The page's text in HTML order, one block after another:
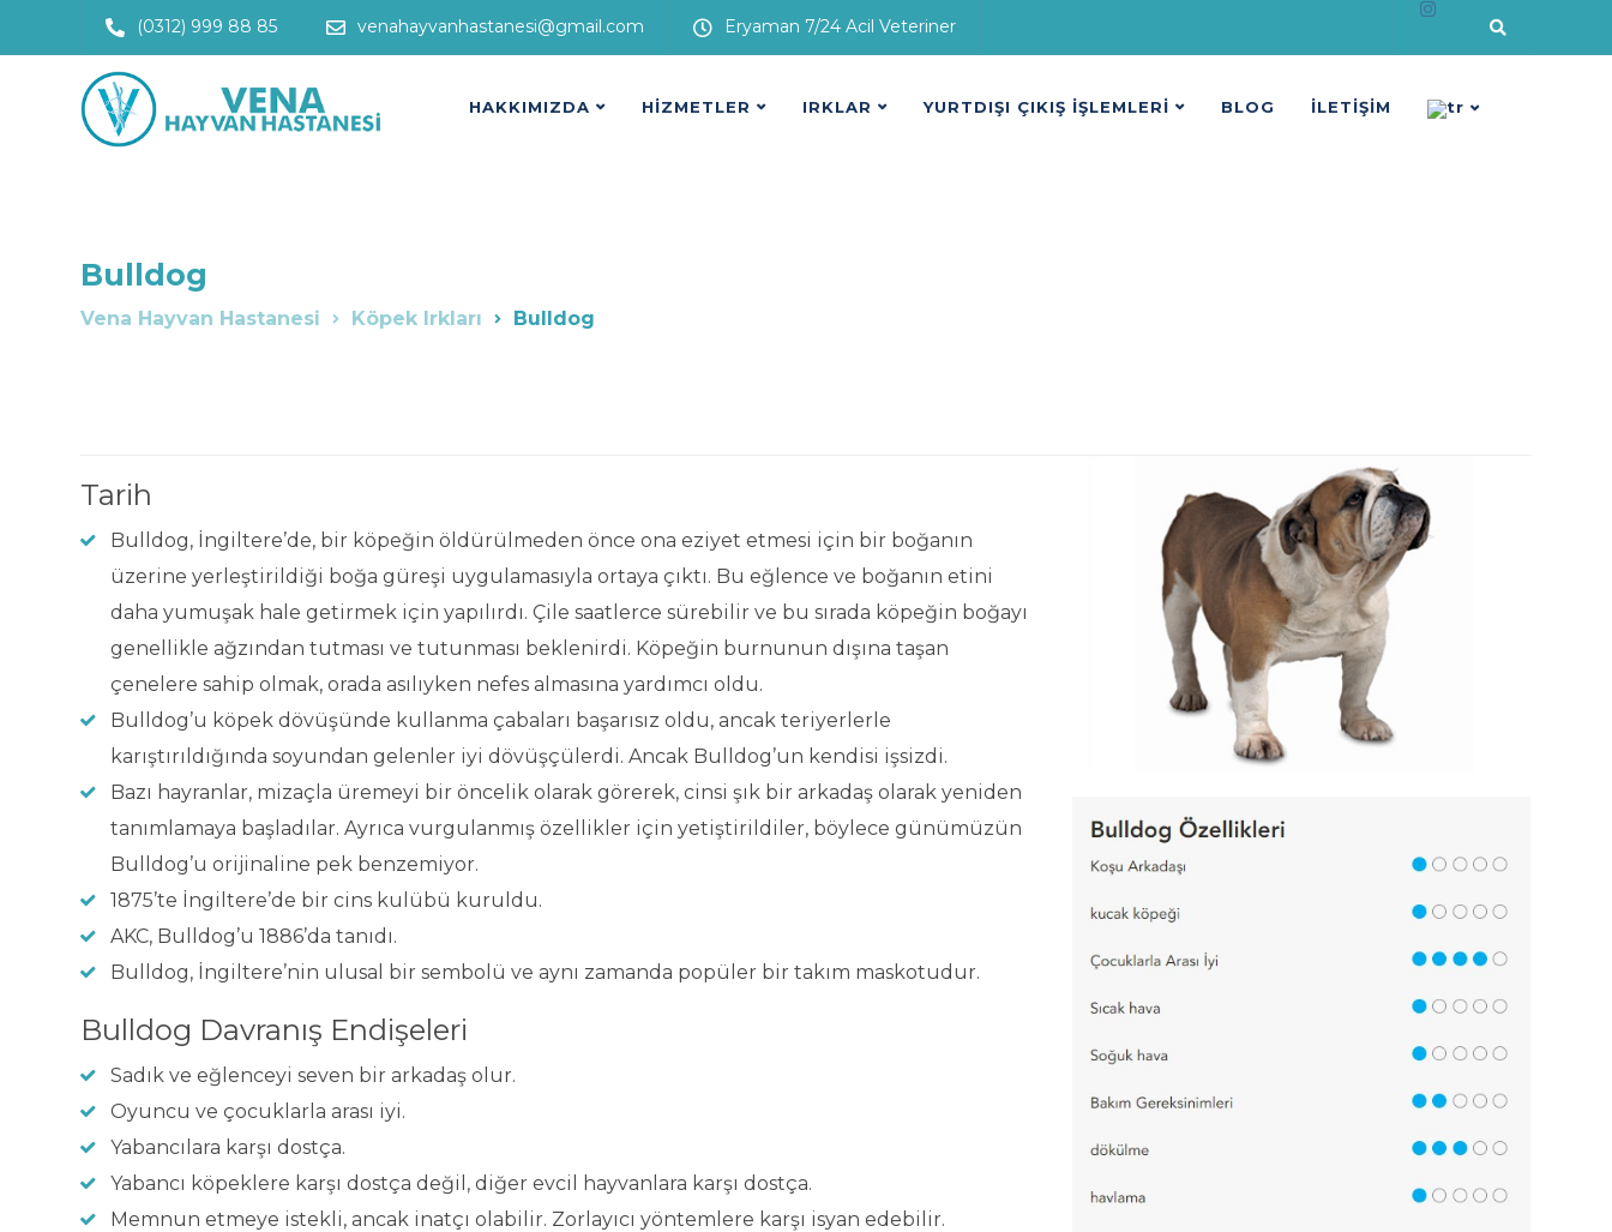
(0312) 999 88 85 venahayvanhastanesi@gmail.com Eryaman 7/24 Acil Veteriner
HAKKIMIZDA HİZMETLER IRKLAR YURTDIŞI ÇIKIŞ İŞLEMLERİ BLOG İLETİŞİM
Bulldog
Vena Hayvan Hastanesi Köpek Irkları Bulldog
Tarih
Bulldog, İngiltere’de, bir köpeğin öldürülmeden önce ona eziyet etmesi için bir boğanın
üzerine yerleştirildiği boğa güreşi uygulamasıyla ortaya çıktı. Bu eğlence ve boğanın etini
daha yumuşak hale getirmek için yapılırdı. Çile saatlerce sürebilir ve bu sırada köpeğin boğayı
genellikle ağzından tutması ve tutunması beklenirdi. Köpeğin burnunun dışına taşan
çenelere sahip olmak, orada asılıyken nefes almasına yardımcı oldu.
Bulldog’u köpek dövüşünde kullanma çabaları başarısız oldu, ancak teriyerlerle
karıştırıldığında soyundan gelenler iyi dövüşçülerdi. Ancak Bulldog’un kendisi işsizdi.
Bazı hayranlar, mizaçla üremeyi bir öncelik olarak görerek, cinsi şık bir arkadaş olarak yeniden
tanımlamaya başladılar. Ayrıca vurgulanmış özellikler için yetiştirildiler, böylece günümüzün
Bulldog’u orijinaline pek benzemiyor.
1875’te İngiltere’de bir cins kulübü kuruldu.
AKC, Bulldog’u 1886’da tanıdı.
Bulldog, İngiltere’nin ulusal bir sembolü ve aynı zamanda popüler bir takım maskotudur.
Bulldog Davranış Endişeleri
Sadık ve eğlenceyi seven bir arkadaş olur.
Oyuncu ve çocuklarla arası iyi.
Yabancılara karşı dostça.
Yabancı köpeklere karşı dostça değil, diğer evcil hayvanlara karşı dostça.
Memnun etmeye istekli, ancak inatçı olabilir. Zorlayıcı yöntemlere karşı isyan edebilir.